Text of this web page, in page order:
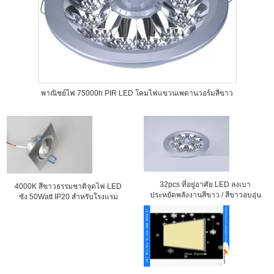
พาณิชย์ไฟ 75000h PIR LED โคมไฟแขวนเพดานวอร์มสีขาว
4000K สีขาวธรรมชาติจุดไฟ LED
ซัง 50Watt IP20 สำหรับโรงแรม
32pcs ที่อยู่อาศัย LED ลงเบา
ประหยัดพลังงานสีขาว / สีขาวอบอุ่น